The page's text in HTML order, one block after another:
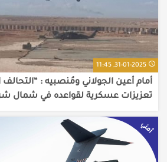
31-01-2025, 11:45
أمام أعين الجولاني ومُنصبيه :
تعزيزات عسكرية لقواعده في شمال
أمني